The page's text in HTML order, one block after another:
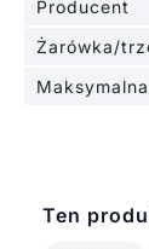
Producent
Żarówka/
Ten